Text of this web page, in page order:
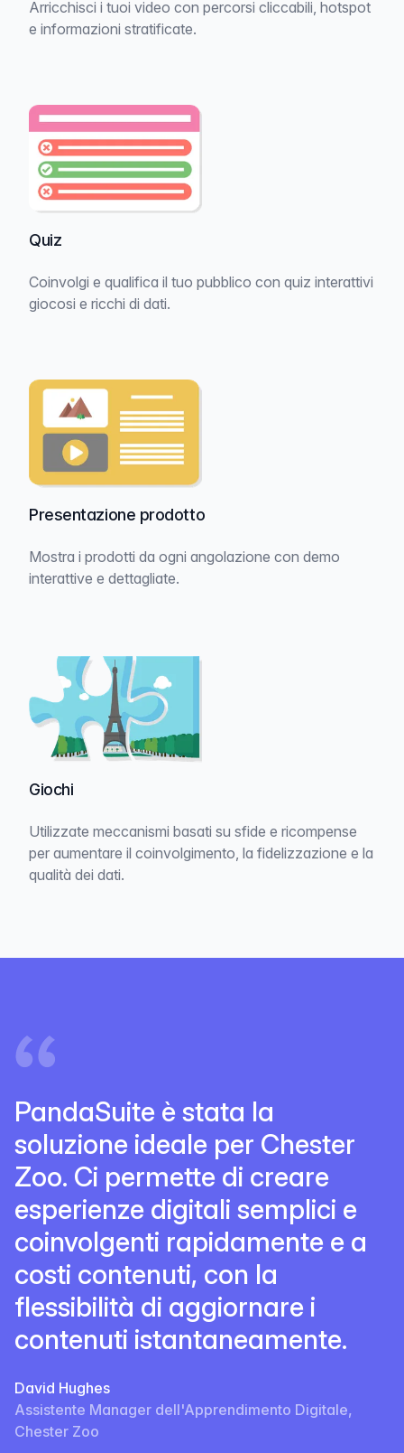
Arricchisci i tuoi video con percorsi cliccabili, hotspot
e informazioni stratificate.
Quiz
Coinvolgi e qualifica il tuo pubblico con quiz interattivi
giocosi e ricchi di dati.
Presentazione prodotto
Mostra i prodotti da ogni angolazione con demo
interattive e dettagliate.
Giochi
Utilizzate meccanismi basati su sfide e ricompense
per aumentare il coinvolgimento, la fidelizzazione e la
qualità dei dati.
PandaSuite è stata la
soluzione ideale per Chester
Zoo. Ci permette di creare
esperienze digitali semplici e
coinvolgenti rapidamente e a
costi contenuti, con la
flessibilità di aggiornare i
contenuti istantaneamente.
David Hughes
Assistente Manager dell'Apprendimento Digitale,
Chester Zoo